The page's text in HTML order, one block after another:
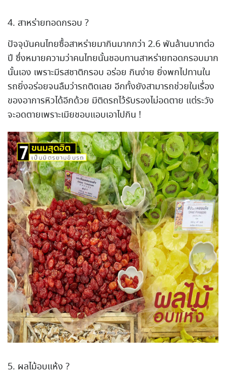
4. สาหร่ายทอดกรอบ ?
ปัจจุบันคนไทยซื้อสาหร่ายมากินมากกว่า 2.6 พันล้านบาทต่อ
ปี ซึ่งหมายความว่าคนไทยนั้นชอบทานสาหร่ายทอดกรอบมาก
นั้นเอง เพราะมีรสชาติกรอบ อร่อย กินง่าย ยิ่งพกไปทานใน
รถยิ่งอร่อยจนลืมว่ารถติดเลย อีกทั้งยังสามารถช่วยในเรื่อง
ของอาการหิวได้อีกด้วย มีติดรถไว้รับรองไม่อดตาย แต่ระวัง
จะอดตายเพราะเมียชอบแอบเอาไปกิน !
5. ผลไม้อบแห้ง ?